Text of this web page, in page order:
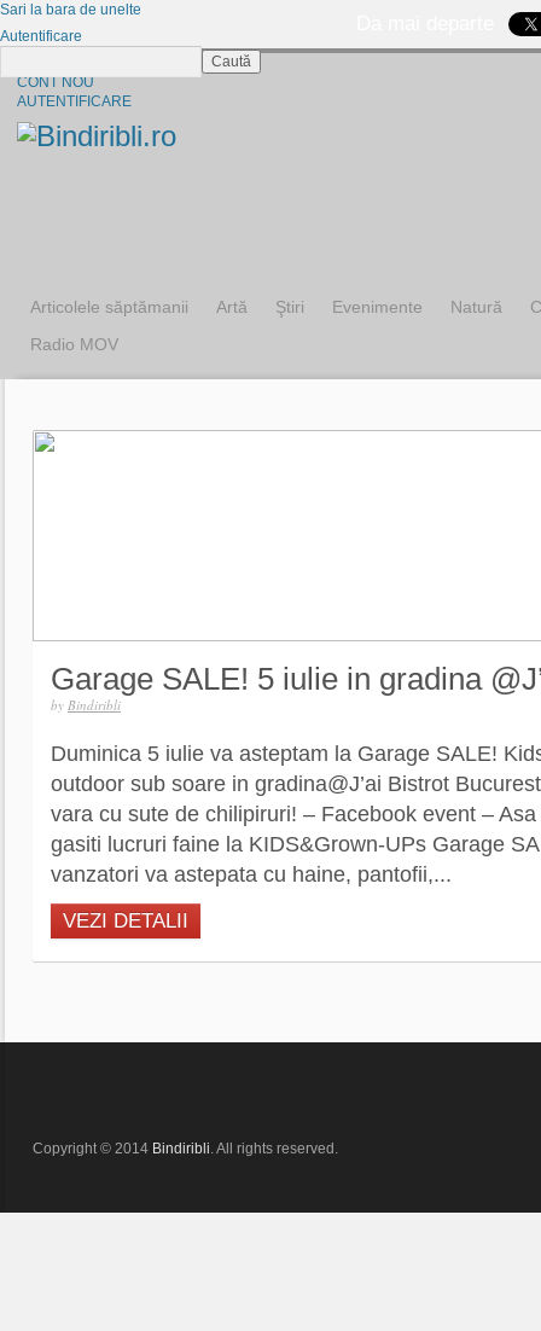
CONT NOU
AUTENTIFICARE
Articolele săptămanii Artă Ştiri Evenimente Natură
Radio MOV
Garage SALE! 5 iulie in gradina
by Bindiribli
Duminica 5 iulie va asteptam la Garage SALE!
outdoor sub soare in gradina@J’ai Bistrot
vara cu sute de chilipiruri! – Facebook event –
gasiti lucruri faine la KIDS&Grown-UPs Garage
vanzatori va astepata cu haine, pantofii,...
VEZI DETALII
Copyright © 2014 Bindiribli. All rights reserved.
Sari la bara de unelte
Autentificare
Caută